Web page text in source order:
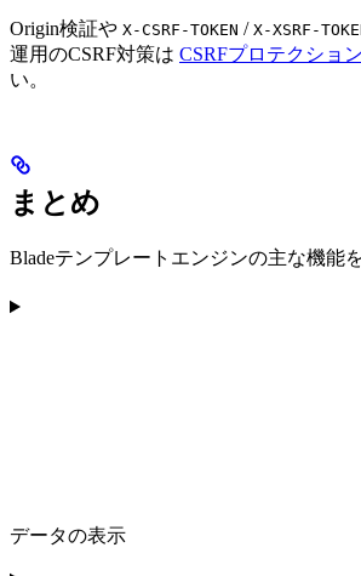
Origin検証や X-CSRF-TOKEN / X-XSRF-
運用のCSRF対策は CSRFプロテクション
い。
まとめ
Bladeテンプレートエンジンの主な機能
データの表示